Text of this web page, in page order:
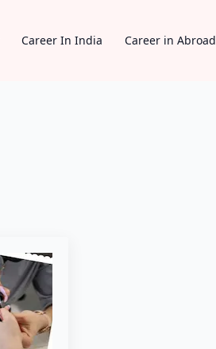
Career In India Career in Abroad